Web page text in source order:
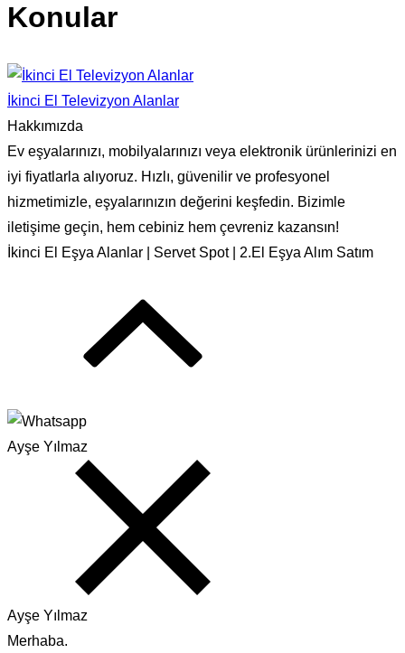
Konular
İkinci El Televizyon Alanlar
Hakkımızda
Ev eşyalarınızı, mobilyalarınızı veya elektronik ürünlerinizi en
iyi fiyatlarla alıyoruz. Hızlı, güvenilir ve profesyonel
hizmetimizle, eşyalarınızın değerini keşfedin. Bizimle
iletişime geçin, hem cebiniz hem çevreniz kazansın!
İkinci El Eşya Alanlar | Servet Spot | 2.El Eşya Alım Satım
Ayşe Yılmaz
Ayşe Yılmaz
Merhaba.